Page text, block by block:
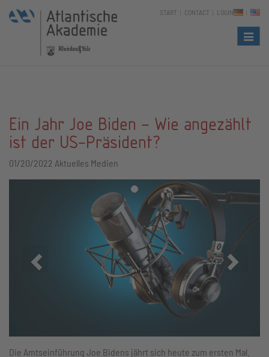
START CONTACT LOGIN
Ein Jahr Joe Biden – Wie angezählt
ist der US-Präsident?
01/20/2022 Aktuelles Medien
Zurück Vor
Die Amtseinführung Joe Bidens jährt sich heute zum ersten Mal.